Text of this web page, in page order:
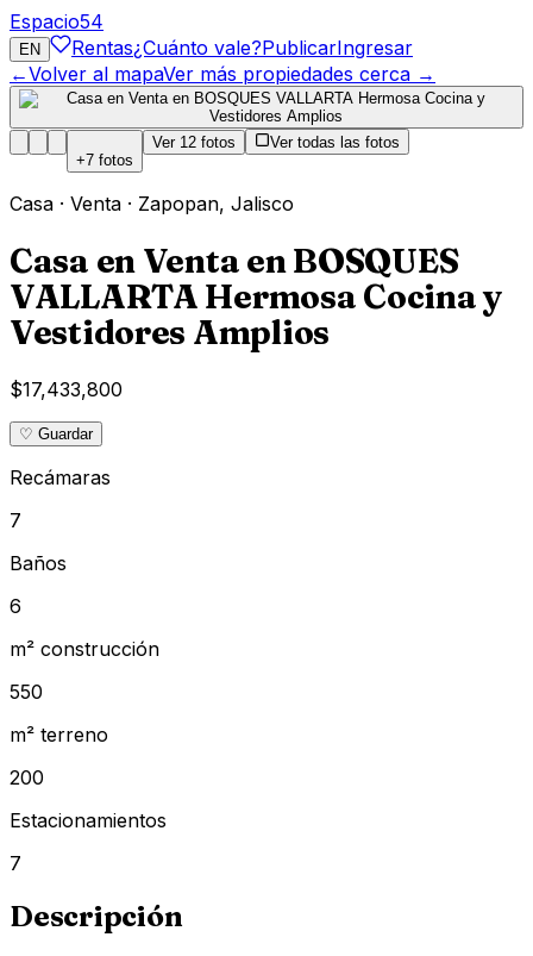
Espacio54
EN Rentas¿Cuánto vale?PublicarIngresar
←Volver al mapaVer más propiedades cerca →
+7 fotos
Ver 12 fotos Ver todas las fotos
Casa · Venta · Zapopan, Jalisco
Casa en Venta en BOSQUES
VALLARTA Hermosa Cocina y
Vestidores Amplios
$17,433,800
♡ Guardar
Recámaras
7
Baños
6
m² construcción
550
m² terreno
200
Estacionamientos
7
Descripción